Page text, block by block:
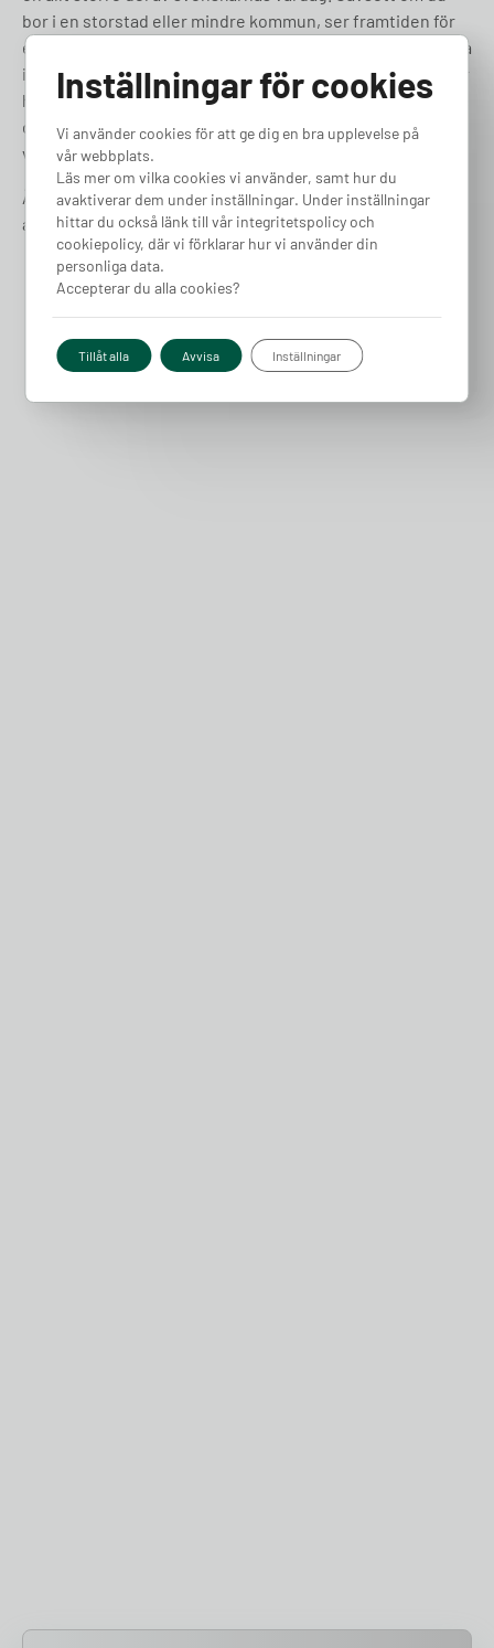
bor i en storstad eller mindre kommun, ser framtiden för
elbilar ljus ut. Genom att förbättra tillgängligheten och öka
incitamenten kan Sverige fortsätta leda vägen mot en mer
hållbar framtid, där elbilen är normen. Här nedan kan du se
den fullständiga listan med kommunerna med flest elbilar,
var rankar din kommun?
Är det dags för dig att gå över till eldrift? Spana in någon
av dessa sidor:
Populäraste elbilarna 2025
Billigaste elbilarna 2025
Bästa laddboxen till din elbil
Inställningar för cookies
Vi använder cookies för att ge dig en bra upplevelse på
vår webbplats.
Läs mer om vilka cookies vi använder, samt hur du
avaktiverar dem under inställningar. Under inställningar
hittar du också länk till vår integritetspolicy och
cookiepolicy, där vi förklarar hur vi använder din
personliga data.
Accepterar du alla cookies?
Tillåt alla Avvisa Inställningar